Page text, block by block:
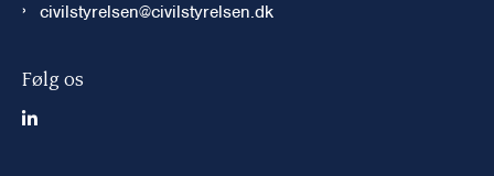
civilstyrelsen@civilstyrelsen.dk
Følg os